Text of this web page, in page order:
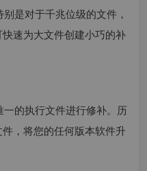
是对于千兆位级的文件，
速为大文件创建小巧的补
的执行文件进行修补。历
，将您的任何版本软件升